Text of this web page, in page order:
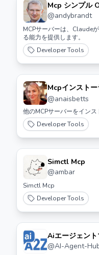
Mcp シンプル
@andybrandt
MCPサーバーは、Claude
る能力を提供します。
Developer Tools
Mcpインスト
ールするための
@anaisbetts
他のMCPサーバーをイン
Developer Tools
Simctl Mcp
@ambar
Simctl Mcp
Developer Tools
Aiエージェン
検索Mcpサーバ
@AI-Agent-